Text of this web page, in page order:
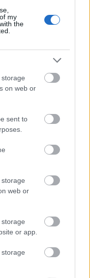
my
the
on web or
sent to
web or
or app.
a
a teljes
csak nagyobbak
azon a tényen,
kapkodósra
egy órát is elviselt
ideje minden és
a kínzás, a vér és
szóló filmnek
a mély
nem tudom azt
igaza, mert még
filmes
talán csak a
mellette a